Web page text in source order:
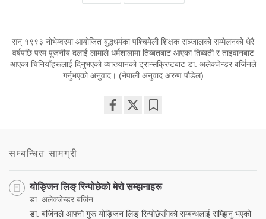
सन् १९९३ नोभेम्वरमा आयोजित बुद्धधर्मका पश्चिमेली शिक्षक सञ्जालको सम्मेलनको धेरै
वर्षपछि परम पूजनीय दलाई लामाले धर्मशालामा तिब्बतबाट आएका तिब्बती र ताइवानबाट
आएका चिनियाँहरूलाई दिनुभएको व्याख्यानको ट्रान्सक्रिप्टबाट डा. अलेक्जेन्डर बर्जिनले
गर्नुभएको अनुवाद। (नेपाली अनुवाद अरुण पौडेल)
सम्बन्धित सामग्री
योङ्जिन लिङ् रिन्पोछेको मेरो सम्झनाहरू
डा. अलेक्जेन्डर बर्जिन
डा. बर्जिनले आफ्नो गुरू योङ्जिन लिङ् रिन्पोछेसँगको सम्बन्धलाई सम्झिनु भएको